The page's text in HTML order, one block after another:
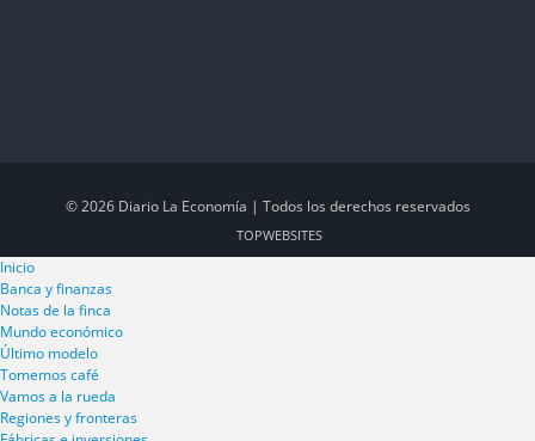
© 2026 Diario La Economía | Todos los derechos reservados
TOPWEBSITES
Inicio
Banca y finanzas
Notas de la finca
Mundo económico
Último modelo
Tomemos café
Vamos a la rueda
Regiones y fronteras